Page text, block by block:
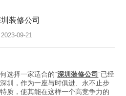
装修公司
2023-09-21
选择一家适合的“深圳装修公司”已经
圳，作为一座与时俱进、永不止步
质，使其能在这样一个高竞争力的